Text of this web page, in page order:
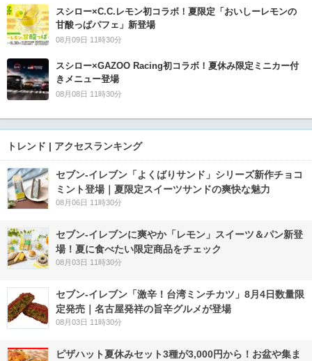
スシロー×C.C.レモン初コラボ！夏限定「おいしーレモンの
甘酸っぱパフェ」新登場
08月09日 11時30分
スシロー×GAZOO Racing初コラボ！夏休み限定ミニカー付
きメニュー登場
08月08日 11時30分
トレンド | アクセスランキング
セブン‐イレブン「よくばりサンド」シリーズ新作チョコ
ミント登場｜夏限定スイーツサンドの爽快な魅力
08月06日 11時30分
セブン‐イレブンに爽やか「レモン」スイーツ＆パン新登
場！夏に食べたい限定商品をチェック
08月03日 11時30分
セブン-イレブン「激辛！台湾ミンチカツ」8月4日数量限
定発売｜名古屋発祥の旨辛グルメが登場
08月03日 11時30分
ピザハット夏休みセット3種が3,000円から！お盆や集ま